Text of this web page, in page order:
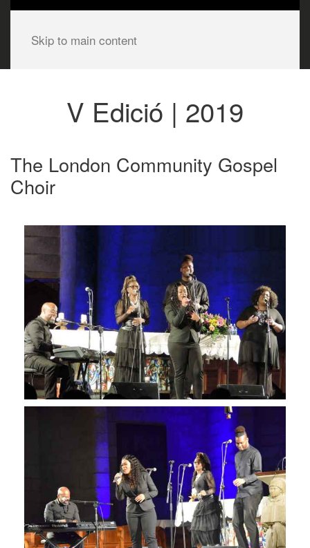
Skip to main content
V Edició | 2019
The London Community Gospel
Choir